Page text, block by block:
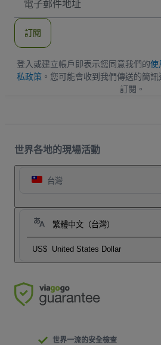
子
地
訂閱
登入或建立帳戶即表示您同意我們的使
私政策 。您可能會收到我們傳送的簡
訂閱。
世界各地的現場活動
台灣
繁體中文（台灣）
US$ United States Dollar
世界一流的安全檢查